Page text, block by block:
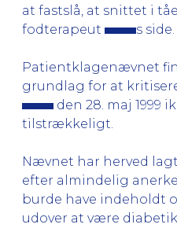
at fastslå, at snittet i
fodterapeut
s side.
Patientklagenævnet
grundlag for at
den 28. maj 1999
tilstrækkeligt.
Nævnet har herved
efter almindelig
burde have indeholdt
udover at være